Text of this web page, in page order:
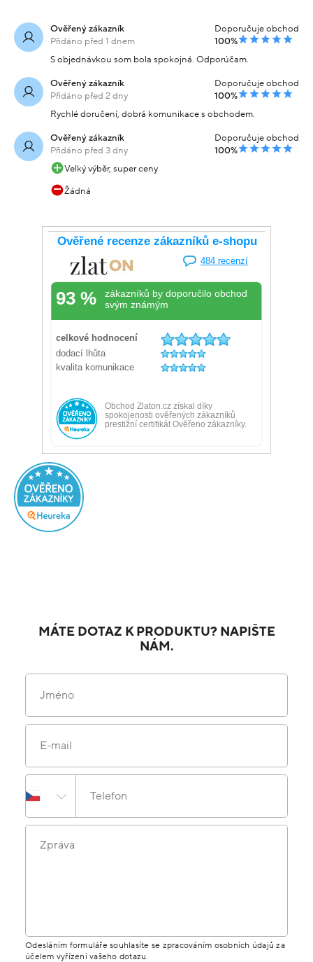
Ověřený zákazník
Přidáno před 1 dnem
Doporučuje obchod
100%
S objednávkou som bola spokojná. Odporúčam.
Ověřený zákazník
Přidáno před 2 dny
Doporučuje obchod
100%
Rychlé doručení, dobrá komunikace s obchodem.
Ověřený zákazník
Přidáno před 3 dny
Doporučuje obchod
100%
Velký výběr, super ceny
Žádná
MÁTE DOTAZ K PRODUKTU? NAPIŠTE
NÁM.
Jméno
E-mail
Telefon
Zpráva
Odesláním formuláře souhlasíte se zpracováním osobních údajů za
účelem vyřízení vašeho dotazu.